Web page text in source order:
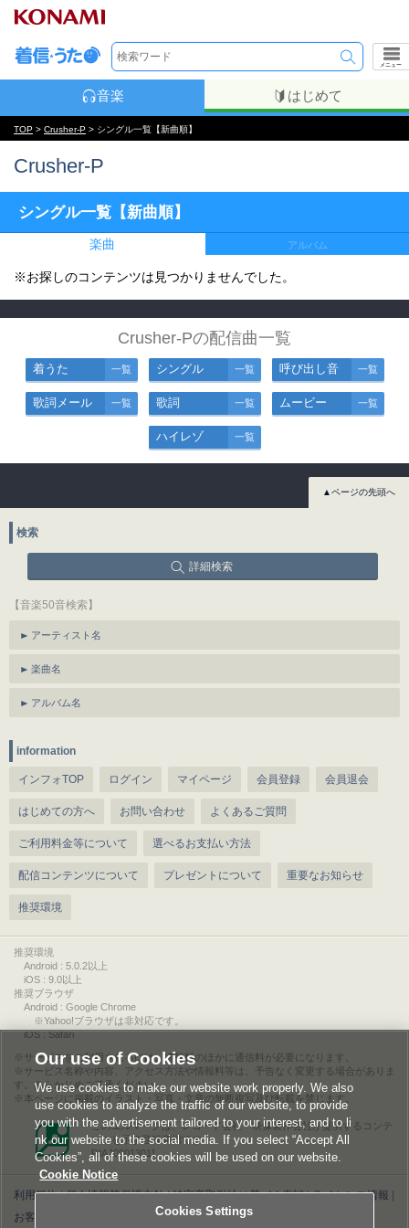
メニュー
音楽 はじめて
TOP > Crusher-P > シングル一覧【新曲順】
Crusher-P
シングル一覧【新曲順】
楽曲 アルバム
※お探しのコンテンツは見つかりませんでした。
Crusher-Pの配信曲一覧
着うた 一覧 シングル 一覧 呼び出し音 一覧
歌詞メール 一覧 歌詞 一覧 ムービー 一覧
ハイレゾ 一覧
▲ページの先頭へ
検索
詳細検索
【音楽50音検索】
アーティスト名
楽曲名
アルバム名
information
インフォTOP ログイン マイページ 会員登録 会員退会
はじめての方へ お問い合わせ よくあるご質問
ご利用料金等について 選べるお支払い方法
配信コンテンツについて プレゼントについて 重要なお知らせ
推奨環境
推奨環境
Android : 5.0.2以上
iOS : 9.0以上
推奨ブラウザ
Android : Google Chrome
※Yahoo!ブラウザは非対応です。
iOS : Safari
サービスをご利用されるには、情報料のほかに通信料が必要になります。
サービス名称や内容、アクセス方法や情報料等は、予告なく変更する場合がありま
す。あらかじめご了承ください。
本ページに掲載のイラスト・写真・文章の無断複写及び転載を禁じます。
このエルマークは、レコード会社・映像製作会社が提供するコンテ
ンツを示す登録商標です。
RIAJ00013011
利用規約|個人情報等保護方針|特定商取引法に基づく表記|ライセンス情報
お客様情報の外部送信について|Cookies Settings
Our use of Cookies
We use cookies to make our website work properly. We also
use cookies to analyze the traffic of our website, to provide
you with the advertisement tailored to your interest, and to li
nk our website to the social media. If you select “Accept All
Cookies”, all of these cookies will be used on our website.
Cookie Notice
Cookies Settings